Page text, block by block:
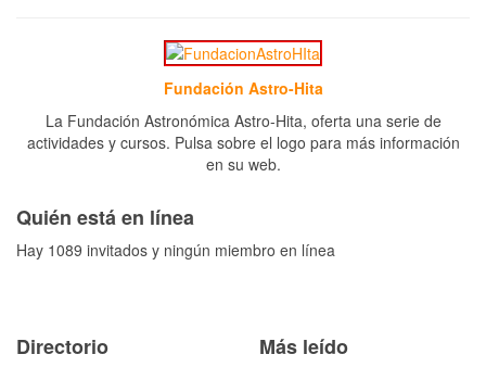
Fundación Astro-Hita
La Fundación Astronómica Astro-Hita, oferta una serie de
actividades y cursos. Pulsa sobre el logo para más información
en su web.
Quién está en línea
Hay 1089 invitados y ningún miembro en línea
Directorio Más leído